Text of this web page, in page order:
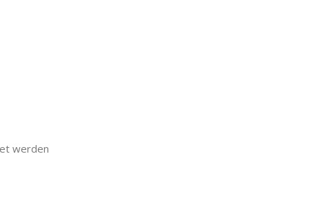
werden